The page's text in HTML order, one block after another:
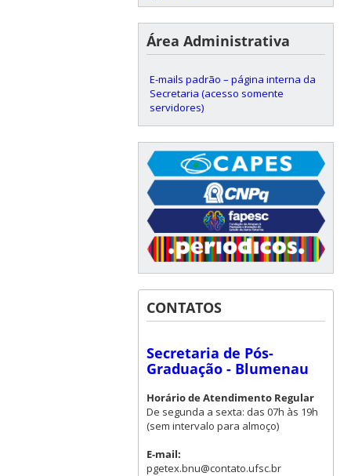
Área Administrativa
E-mails padrão – página interna da
Secretaria (acesso somente
servidores)
CONTATOS
Secretaria de Pós-
Graduação - Blumenau
Horário de Atendimento Regular
De segunda a sexta: das 07h às 19h
(sem intervalo para almoço)
E-mail:
pgetex.bnu@contato.ufsc.br